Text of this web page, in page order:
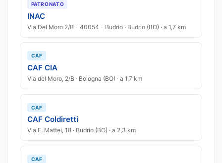
PATRONATO
INAC
Via Del Moro 2/B - 40054 - Budrio · Budrio (BO) · a 1,7 km
CAF
CAF CIA
Via del Moro, 2/B · Bologna (BO) · a 1,7 km
CAF
CAF Coldiretti
Via E. Mattei, 18 · Budrio (BO) · a 2,3 km
CAF